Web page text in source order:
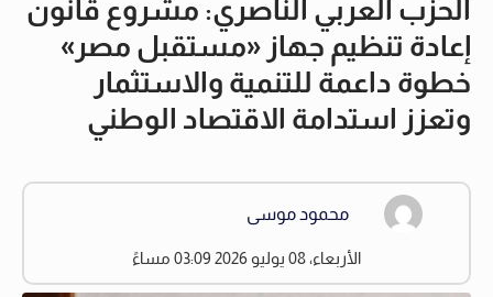
الحزب العربي الناصري: مشروع قانون
إعادة تنظيم جهاز «مستقبل مصر»
خطوة داعمة للتنمية والاستثمار
وتعزز استدامة الاقتصاد الوطني
محمود موسى
الأربعاء، 08 يوليو 2026 03:09 مساءً